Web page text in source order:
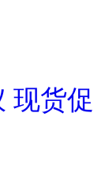
现货促